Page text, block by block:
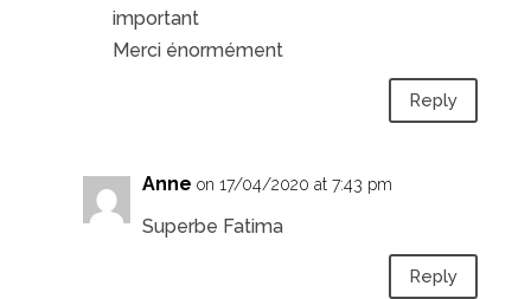
important
Merci énormément
Reply
Anne on 17/04/2020 at 7:43 pm
Superbe Fatima
Reply